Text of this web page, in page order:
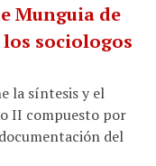
Munguia de
los sociologos
la síntesis y el
II compuesto por
del